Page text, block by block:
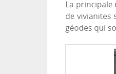
La principale
de vivianites
géodes qui